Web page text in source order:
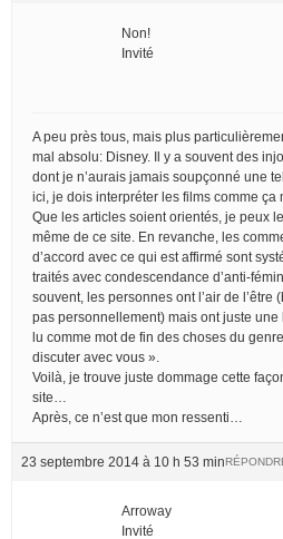
Non!
Invité
A peu près tous, mais plus
mal absolu: Disney. Il y a souvent des
dont je n’aurais jamais soupçonné une
ici, je dois interpréter les films comme ça
Que les articles soient orientés, je peux
même de ce site. En revanche, les
d’accord avec ce qui est affirmé sont
traités avec condescendance d’anti-
souvent, les personnes ont l’air de
pas personnellement) mais ont juste une
lu comme mot de fin des choses du
discuter avec vous ».
Voilà, je trouve juste dommage cette
site…
Après, ce n’est que mon ressenti…
23 septembre 2014 à 10 h 53 min
Arroway
Invité